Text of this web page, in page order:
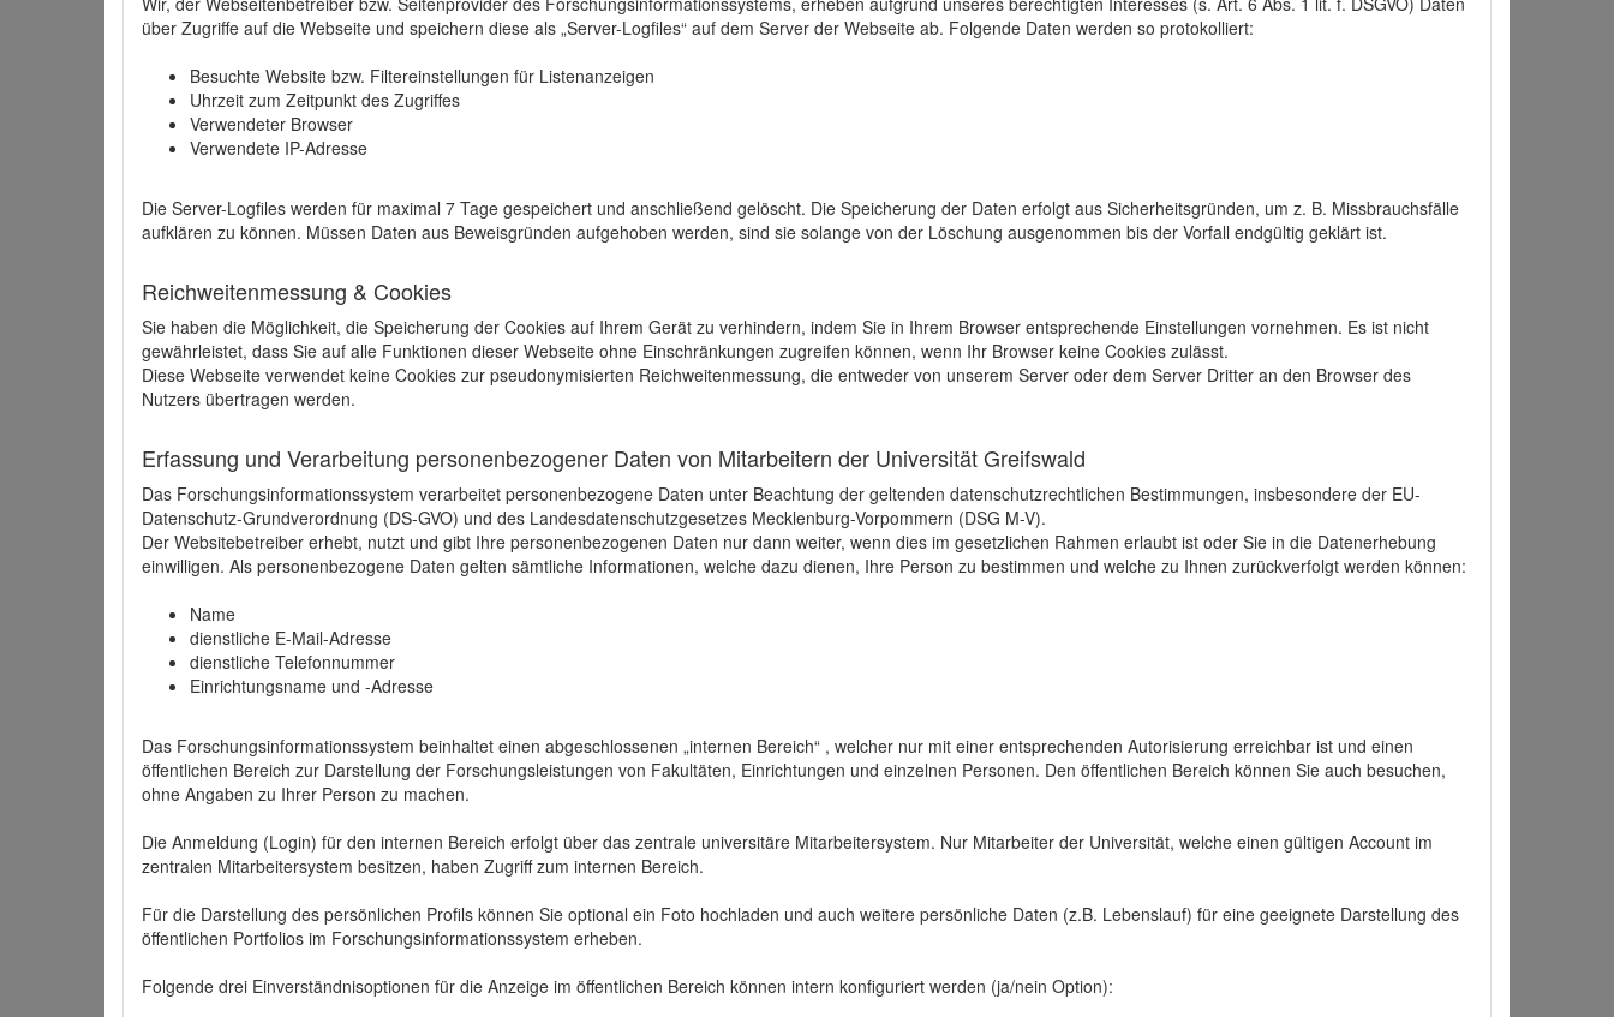
über Zugriffe auf die Webseite und speichern diese als „Server-Logfiles“ auf dem Server der Webseite ab. Folgende Daten werden so protokolliert:
Besuchte Website bzw. Filtereinstellungen für Listenanzeigen
Uhrzeit zum Zeitpunkt des Zugriffes
Verwendeter Browser
Verwendete IP-Adresse
Die Server-Logfiles werden für maximal 7 Tage gespeichert und anschließend gelöscht. Die Speicherung der Daten erfolgt aus Sicherheitsgründen, um z. B. Missbrauchsfälle
aufklären zu können. Müssen Daten aus Beweisgründen aufgehoben werden, sind sie solange von der Löschung ausgenommen bis der Vorfall endgültig geklärt ist.
Reichweitenmessung & Cookies
Sie haben die Möglichkeit, die Speicherung der Cookies auf Ihrem Gerät zu verhindern, indem Sie in Ihrem Browser entsprechende Einstellungen vornehmen. Es ist nicht
gewährleistet, dass Sie auf alle Funktionen dieser Webseite ohne Einschränkungen zugreifen können, wenn Ihr Browser keine Cookies zulässt.
Diese Webseite verwendet keine Cookies zur pseudonymisierten Reichweitenmessung, die entweder von unserem Server oder dem Server Dritter an den Browser des
Nutzers übertragen werden.
Erfassung und Verarbeitung personenbezogener Daten von Mitarbeitern der Universität Greifswald
Das Forschungsinformationssystem verarbeitet personenbezogene Daten unter Beachtung der geltenden datenschutzrechtlichen Bestimmungen, insbesondere der EU-
Datenschutz-Grundverordnung (DS-GVO) und des Landesdatenschutzgesetzes Mecklenburg-Vorpommern (DSG M-V).
Der Websitebetreiber erhebt, nutzt und gibt Ihre personenbezogenen Daten nur dann weiter, wenn dies im gesetzlichen Rahmen erlaubt ist oder Sie in die Datenerhebung
einwilligen. Als personenbezogene Daten gelten sämtliche Informationen, welche dazu dienen, Ihre Person zu bestimmen und welche zu Ihnen zurückverfolgt werden können:
Name
dienstliche E-Mail-Adresse
dienstliche Telefonnummer
Einrichtungsname und -Adresse
Das Forschungsinformationssystem beinhaltet einen abgeschlossenen „internen Bereich“ , welcher nur mit einer entsprechenden Autorisierung erreichbar ist und einen
öffentlichen Bereich zur Darstellung der Forschungsleistungen von Fakultäten, Einrichtungen und einzelnen Personen. Den öffentlichen Bereich können Sie auch besuchen,
ohne Angaben zu Ihrer Person zu machen.
Die Anmeldung (Login) für den internen Bereich erfolgt über das zentrale universitäre Mitarbeitersystem. Nur Mitarbeiter der Universität, welche einen gültigen Account im
zentralen Mitarbeitersystem besitzen, haben Zugriff zum internen Bereich.
Für die Darstellung des persönlichen Profils können Sie optional ein Foto hochladen und auch weitere persönliche Daten (z.B. Lebenslauf) für eine geeignete Darstellung des
öffentlichen Portfolios im Forschungsinformationssystem erheben.
Folgende drei Einverständnisoptionen für die Anzeige im öffentlichen Bereich können intern konfiguriert werden (ja/nein Option):